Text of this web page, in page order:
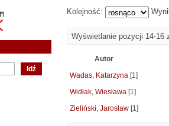
Kolejność:
Wyświetlanie pozycji 14-16
Autor
Wadas, Katarzyna [1]
Widłak, Wiesława [1]
Zieliński, Jarosław [1]